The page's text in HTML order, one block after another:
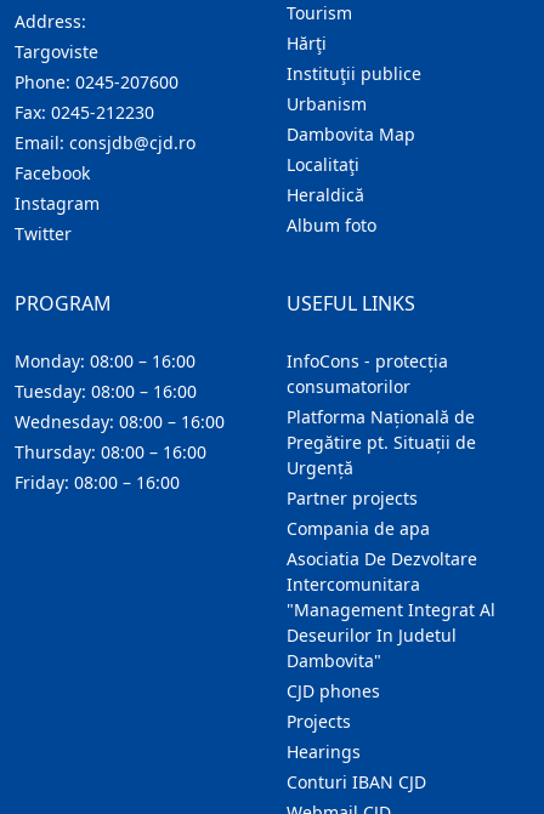
Address:
Targoviste
Phone: 0245-207600
Fax: 0245-212230
Email: consjdb@cjd.ro
Facebook
Instagram
Twitter
Tourism
Hărţi
Instituţii publice
Urbanism
Dambovita Map
Localitaţi
Heraldică
Album foto
USEFUL LINKS
InfoCons - protecția
consumatorilor
Platforma Națională de
Pregătire pt. Situații de
Urgență
Partner projects
Compania de apa
Asociatia De Dezvoltare
Intercomunitara
"Management Integrat Al
Deseurilor In Judetul
Dambovita"
CJD phones
Projects
Hearings
Conturi IBAN CJD
PROGRAM
Monday: 08:00 – 16:00
Tuesday: 08:00 – 16:00
Wednesday: 08:00 – 16:00
Thursday: 08:00 – 16:00
Friday: 08:00 – 16:00